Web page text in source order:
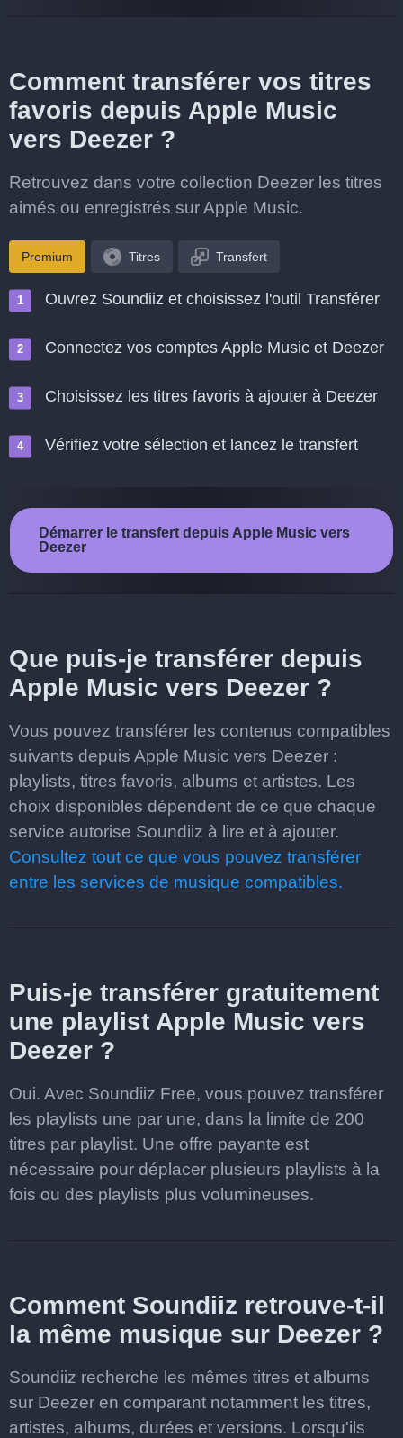
Comment transférer vos titres
favoris depuis Apple Music
vers Deezer ?
Retrouvez dans votre collection Deezer les titres
aimés ou enregistrés sur Apple Music.
Premium Titres Transfert
Ouvrez Soundiiz et choisissez l'outil Transférer
Connectez vos comptes Apple Music et Deezer
Choisissez les titres favoris à ajouter à Deezer
Vérifiez votre sélection et lancez le transfert
Démarrer le transfert depuis Apple Music vers
Deezer
Que puis-je transférer depuis
Apple Music vers Deezer ?
Vous pouvez transférer les contenus compatibles
suivants depuis Apple Music vers Deezer :
playlists, titres favoris, albums et artistes. Les
choix disponibles dépendent de ce que chaque
service autorise Soundiiz à lire et à ajouter.
Consultez tout ce que vous pouvez transférer
entre les services de musique compatibles.
Puis-je transférer gratuitement
une playlist Apple Music vers
Deezer ?
Oui. Avec Soundiiz Free, vous pouvez transférer
les playlists une par une, dans la limite de 200
titres par playlist. Une offre payante est
nécessaire pour déplacer plusieurs playlists à la
fois ou des playlists plus volumineuses.
Comment Soundiiz retrouve-t-il
la même musique sur Deezer ?
Soundiiz recherche les mêmes titres et albums
sur Deezer en comparant notamment les titres,
artistes, albums, durées et versions. Lorsqu'ils